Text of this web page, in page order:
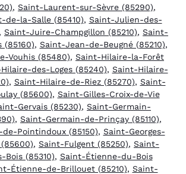
, Saint-Laurent-sur-Sèvre (85290),
de-la-Salle (85410), Saint-Julien-des-
, Saint-Juire-Champgillon (85210), Saint-
(85160), Saint-Jean-de-Beugné (85210),
Vouhis (85480), Saint-Hilaire-la-Forêt
des-Loges (85240), Saint-Hilaire-
, Saint-Hilaire-de-Riez (85270), Saint-
(85600), Saint-Gilles-Croix-de-Vie
Gervais (85230), Saint-Germain-
, Saint-Germain-de-Prinçay (85110),
de-Pointindoux (85150), Saint-Georges-
, Saint-Fulgent (85250), Saint-
Bois (85310), Saint-Étienne-du-Bois
Étienne-de-Brillouet (85210), Saint-